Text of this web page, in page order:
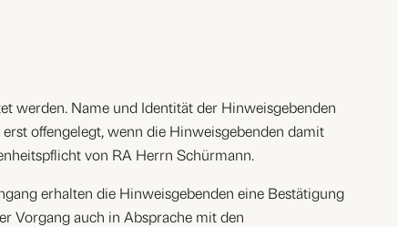
werden. Name und Identität der Hinweisgebenden
offengelegt, wenn die Hinweisgebenden damit
von RA Herrn Schürmann.
erhalten die Hinweisgebenden eine Bestätigung
Vorgang auch in Absprache mit den